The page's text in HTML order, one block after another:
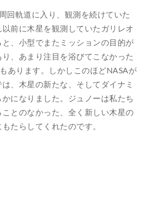
回軌道に入り、観測を続けていた
前に木星を観測していたガリレオ
、小型でまたミッションの目的が
、あまり注目を浴びてこなかった
あります。しかしこのほどNASAが
、木星の新たな、そしてダイナミ
になりました。ジュノーは私たち
とのなかった、全く新しい木星の
たらしてくれたのです。